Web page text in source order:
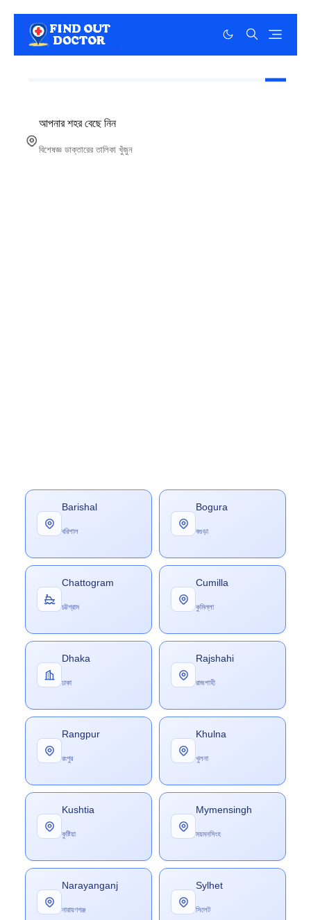
আপনার শহর বেছে নিন
বিশেষজ্ঞ ডাক্তারের তালিকা খুঁজুন
Barishal
বরিশাল
Bogura
বগুড়া
Chattogram
চট্টগ্রাম
Cumilla
কুমিল্লা
Dhaka
ঢাকা
Rajshahi
রাজশাহী
Rangpur
রংপুর
Khulna
খুলনা
Kushtia
কুষ্টিয়া
Mymensingh
ময়মনসিংহ
Narayanganj
নারায়ণগঞ্জ
Sylhet
সিলেট